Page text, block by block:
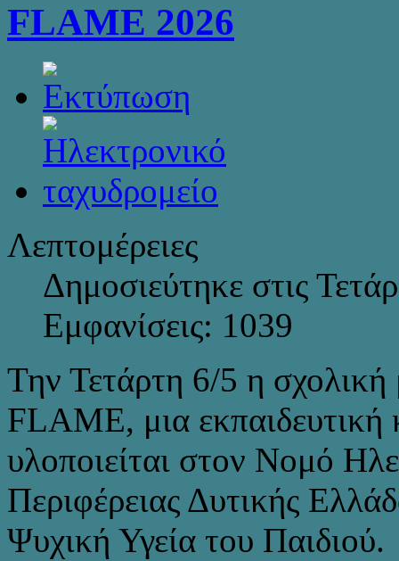
FLAME 2026
Λεπτομέρειες
Δημοσιεύτηκε στις
Εμφανίσεις: 1039
Την Τετάρτη 6/5 η σχολική
FLAME, μια
υλοποιείται στον Νομό
Περιφέρειας Δυτικής
Ψυχική Υγεία του Παιδιού.